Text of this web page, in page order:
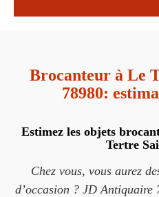
Brocanteur à Le
78980:
Estimez les objets
Tertre
Chez vous, vous aurez
d’occasion ? JD Antiquaire